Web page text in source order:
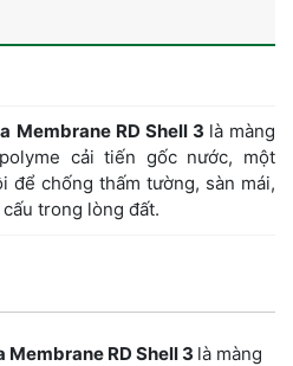
Membrane RD Shell 3 là màng
cải tiến gốc nước, một
để chống thấm tường, sàn mái,
trong lòng đất.
Membrane RD Shell 3 là màng